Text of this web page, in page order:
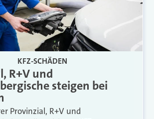
KFZ-SCHÄDEN
R+V und
steigen bei
Provinzial, R+V und